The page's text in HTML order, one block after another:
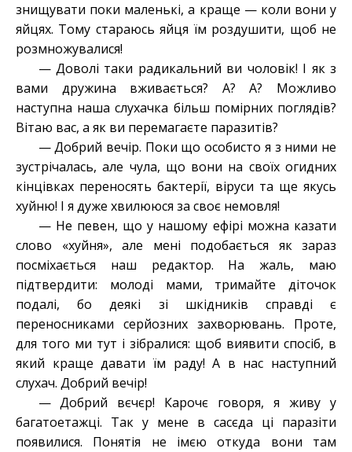
знищувати поки маленькі, а краще — коли вони у
яйцях. Тому стараюсь яйця їм роздушити, щоб не
розмножувалися!
— Доволі таки радикальний ви чоловік! І як з
вами дружина вживається? А? А? Можливо
наступна наша слухачка більш помірних поглядів?
Вітаю вас, а як ви перемагаєте паразитів?
— Добрий вечір. Поки що особисто я з ними не
зустрічалась, але чула, що вони на своїх огидних
кінцівках переносять бактерії, віруси та ще якусь
хуйню! І я дуже хвилююся за своє немовля!
— Не певен, що у нашому ефірі можна казати
слово «хуйня», але мені подобається як зараз
посміхається наш редактор. На жаль, маю
підтвердити: молоді мами, тримайте діточок
подалі, бо деякі зі шкідників справді є
переносниками серйозних захворювань. Проте,
для того ми тут і зібралися: щоб виявити спосіб, в
який краще давати їм раду! А в нас наступний
слухач. Добрий вечір!
— Добрий вєчєр! Карочє говоря, я живу у
багатоетажці. Так у мене в сасєда ці паразіти
появилися. Понятія не імєю откуда вони там